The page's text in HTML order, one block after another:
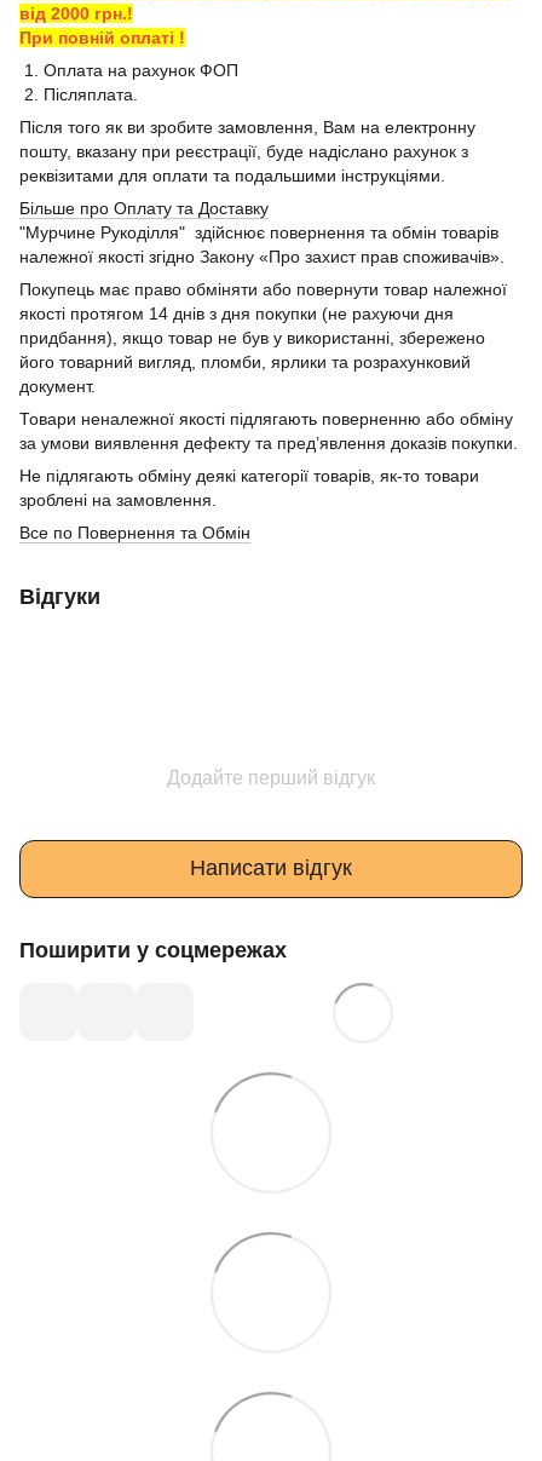
від 2000 грн.!
При повній оплаті !
1. Оплата на рахунок ФОП
2. Післяплата.
Після того як ви зробите замовлення, Вам на електронну
пошту, вказану при реєстрації, буде надіслано рахунок з
реквізитами для оплати та подальшими інструкціями.
Більше про Оплату та Доставку
"Мурчине Рукоділля" здійснює повернення та обмін товарів
належної якості згідно Закону «Про захист прав споживачів».
Покупець має право обміняти або повернути товар належної
якості протягом 14 днів з дня покупки (не рахуючи дня
придбання), якщо товар не був у використанні, збережено
його товарний вигляд, пломби, ярлики та розрахунковий
документ.
Товари неналежної якості підлягають поверненню або обміну
за умови виявлення дефекту та пред’явлення доказів покупки.
Не підлягають обміну деякі категорії товарів, як-то товари
зроблені на замовлення.
Все по Повернення та Обмін
Відгуки
Додайте перший відгук
Написати відгук
Поширити у соцмережах